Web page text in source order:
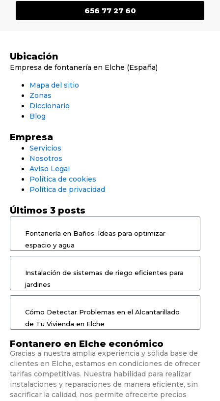
656 77 27 60
Ubicación
Empresa de fontanería en Elche (España)
Mapa del sitio
Zonas
Diccionario
Blog
Empresa
Servicios
Nosotros
Aviso Legal
Política de cookies
Política de privacidad
Últimos 3 posts
Fontanería en Baños: Ideas para optimizar
espacio y agua
Instalación de sistemas de riego eficientes para
jardines
Cómo Detectar Problemas en el Alcantarillado
de Tu Vivienda en Elche
Fontanero en Elche económico
Gracias a nuestra amplia experiencia y sólida base de
clientes en Elche, estamos en condiciones de ofrecer
tarifas competitivas. Nuestra habilidad para realizar
instalaciones y reparaciones de manera eficiente, sin
sacrificar la calidad, nos permite ofrecerte precios